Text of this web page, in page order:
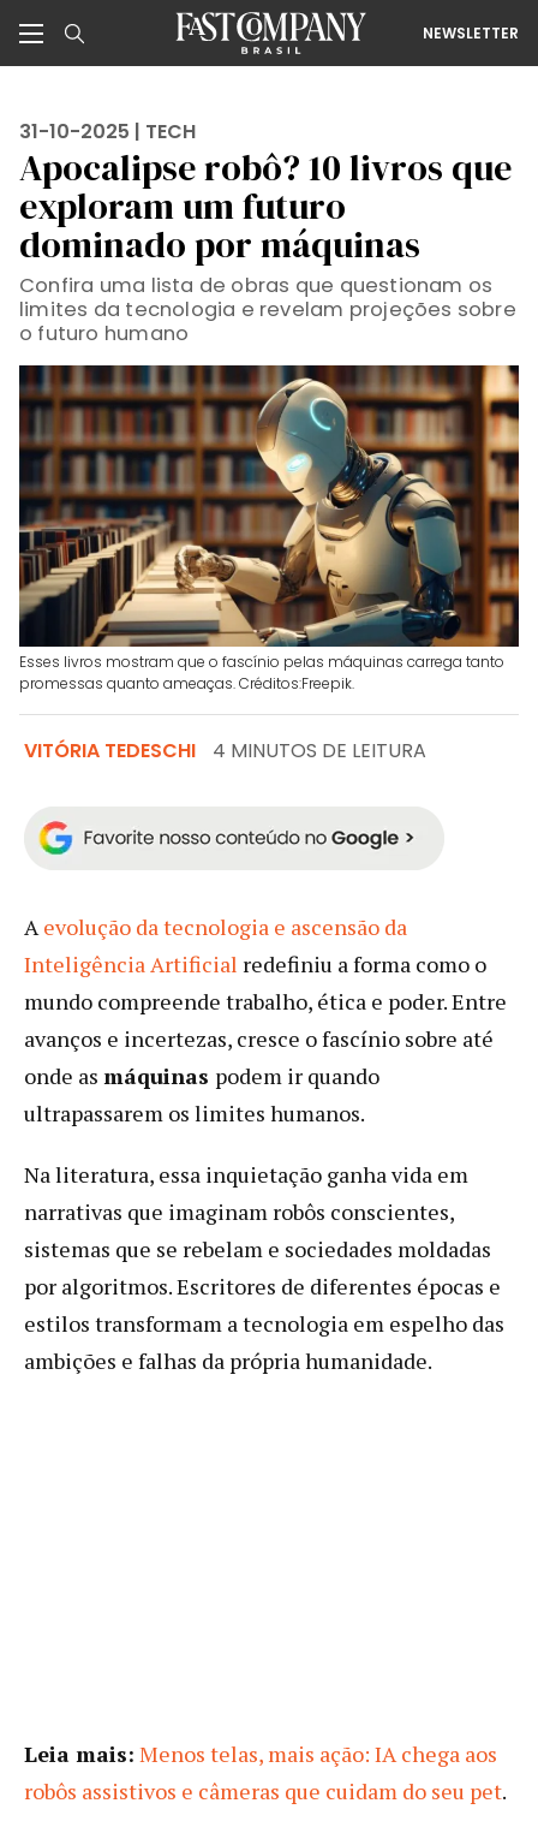
NEWSLETTER
31-10-2025 | TECH
Apocalipse robô? 10 livros que
exploram um futuro
dominado por máquinas
Confira uma lista de obras que questionam os
limites da tecnologia e revelam projeções sobre
o futuro humano
Esses livros mostram que o fascínio pelas máquinas carrega tanto
promessas quanto ameaças. Créditos:Freepik.
VITÓRIA TEDESCHI 4 MINUTOS DE LEITURA
Aevolução da tecnologia e ascensão da
Inteligência Artificial redefiniu a forma como o
mundo compreende trabalho, ética e poder. Entre
avanços e incertezas, cresce o fascínio sobre até
onde as máquinas podem ir quando
ultrapassarem os limites humanos.
Na literatura, essa inquietação ganha vida em
narrativas que imaginam robôs conscientes,
sistemas que se rebelam e sociedades moldadas
por algoritmos. Escritores de diferentes épocas e
estilos transformam a tecnologia em espelho das
ambições e falhas da própria humanidade.
Leia mais: Menos telas, mais ação: IA chega aos
robôs assistivos e câmeras que cuidam do seu pet.